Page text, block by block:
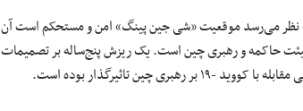
نظر می‌رسد موقعیت «شی جین پینگ» امن و مستحکم است آن
حاکمه و رهبری چین است. یک ریزش پنج‌ساله بر تصمیمات
چین تاثیرگذار بوده است.